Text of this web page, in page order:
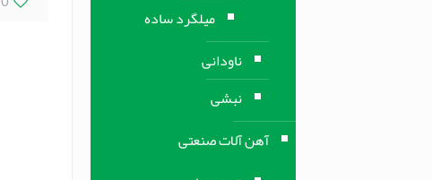
میلگرد ساده
ناودانی
نبشی
آهن آلات صنعتی